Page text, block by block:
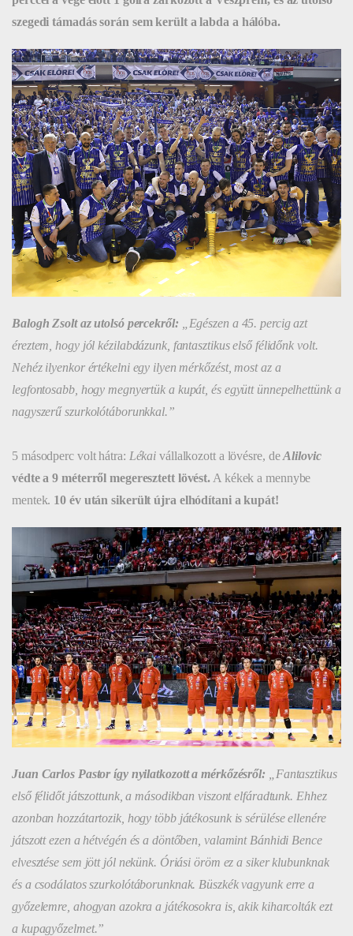
szegedi támadás során sem került a labda a hálóba.
Balogh Zsolt az utolsó percekről:
„Egészen a 45. percig azt
éreztem, hogy jól kézilabdázunk, fantasztikus első félidőnk volt.
Nehéz ilyenkor értékelni egy ilyen mérkőzést, most az a
legfontosabb, hogy megnyertük a kupát, és együtt ünnepelhettünk a
nagyszerű szurkolótáborunkkal.”
5 másodperc volt hátra: Lékai vállalkozott a lövésre, deAlilovic
védte a 9 méterről megeresztett lövést. A kékek a mennybe
mentek. 10 év után sikerült újra elhódítani a kupát!
Juan Carlos Pastor így nyilatkozott a mérkőzésről:
„Fantasztikus
első félidőt játszottunk, a másodikban viszont elfáradtunk. Ehhez
azonban hozzátartozik, hogy több játékosunk is sérülése ellenére
játszott ezen a hétvégén és a döntőben, valamint Bánhidi Bence
elvesztése sem jött jól nekünk. Óriási öröm ez a siker klubunknak
és a csodálatos szurkolótáborunknak. Büszkék vagyunk erre a
győzelemre, ahogyan azokra a játékosokra is, akik kiharcolták ezt
a kupagyőzelmet.”